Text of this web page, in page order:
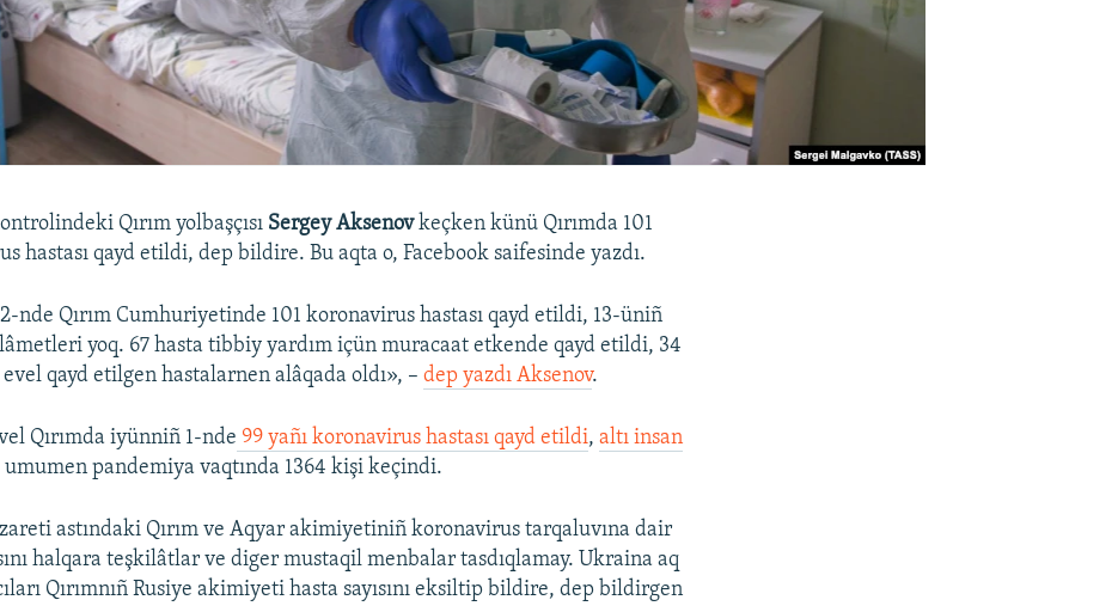
Qırım yolbaşçısı Sergey Aksenovkeçken künü Qırımda 101
hastası qayd etildi, dep bildire. Bu aqta o, Facebook saifesinde yazdı.
nde Qırım Cumhuriyetinde 101 koronavirus hastası qayd etildi, 13-üniñ
yoq. 67 hasta tibbiy yardım içün muracaat etkende qayd etildi, 34
qayd etilgen hastalarnen alâqada oldı», –dep yazdı Aksenov.
Qırımda iyünniñ 1-nde 99 yañı koronavirus hastası qayd etildi,altı insan
umumen pandemiya vaqtında 1364 kişi keçindi.
astındaki Qırım ve Aqyar akimiyetiniñ koronavirus tarqaluvına dair
halqara teşkilâtlar ve diger mustaqil menbalar tasdıqlamay. Ukraina aq
Qırımnıñ Rusiye akimiyeti hasta sayısını eksiltip bildire, dep bildirgen